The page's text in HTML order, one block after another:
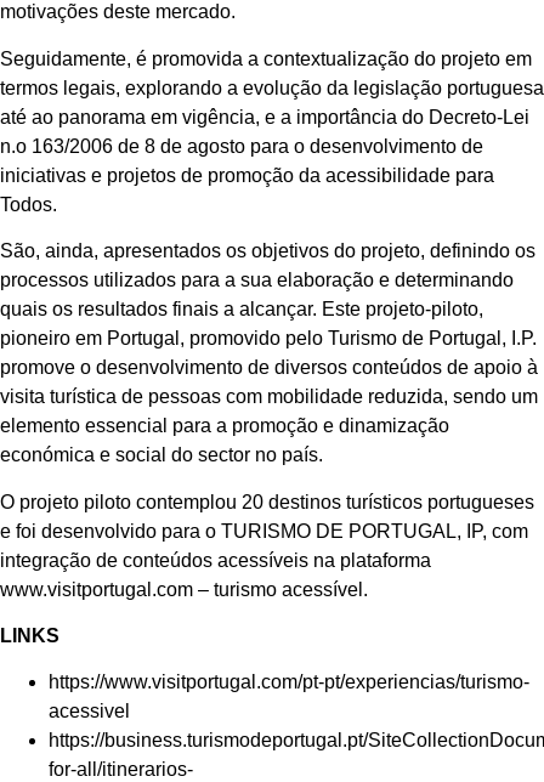
motivações deste mercado.
Seguidamente, é promovida a contextualização do projeto em
termos legais, explorando a evolução da legislação portuguesa
até ao panorama em vigência, e a importância do Decreto-Lei
n.o 163/2006 de 8 de agosto para o desenvolvimento de
iniciativas e projetos de promoção da acessibilidade para
Todos.
São, ainda, apresentados os objetivos do projeto, definindo os
processos utilizados para a sua elaboração e determinando
quais os resultados finais a alcançar. Este projeto-piloto,
pioneiro em Portugal, promovido pelo Turismo de Portugal, I.P.
promove o desenvolvimento de diversos conteúdos de apoio à
visita turística de pessoas com mobilidade reduzida, sendo um
elemento essencial para a promoção e dinamização
económica e social do sector no país.
O projeto piloto contemplou 20 destinos turísticos portugueses
e foi desenvolvido para o TURISMO DE PORTUGAL, IP, com
integração de conteúdos acessíveis na plataforma
www.visitportugal.com – turismo acessível.
LINKS
https://www.visitportugal.com/pt-pt/experiencias/turismo-
acessivel
https://business.turismodeportugal.pt/
for-all/itinerarios-